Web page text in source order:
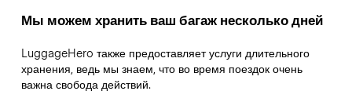
Мы можем хранить ваш багаж несколько дней
LuggageHero также предоставляет услуги длительного
хранения, ведь мы знаем, что во время поездок очень
важна свобода действий.